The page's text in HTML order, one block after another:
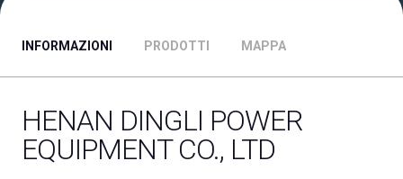
ESPONI A DPE
Richiedi un preventivo
INFORMAZIONI PRODOTTI MAPPA
HENAN DINGLI POWER
EQUIPMENT CO., LTD